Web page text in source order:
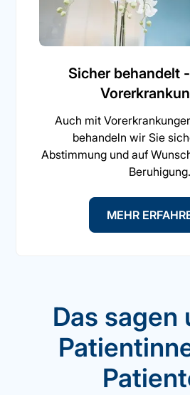
Sicher behandelt
Auch mit
behandeln wir Sie
Abstimmung und auf
Beruhigung.
MEHR
Das sagen